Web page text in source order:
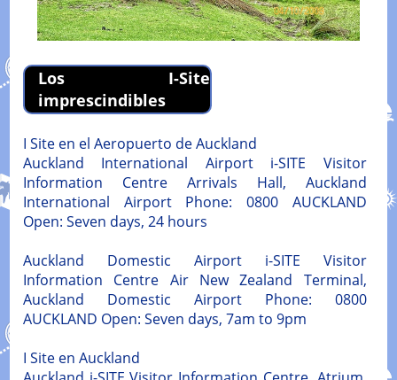
Los I-Site
imprescindibles
I Site en el Aeropuerto de Auckland
Auckland International Airport i-SITE Visitor
Information Centre Arrivals Hall, Auckland
International Airport Phone: 0800 AUCKLAND
Open: Seven days, 24 hours
Auckland Domestic Airport i-SITE Visitor
Information Centre Air New Zealand Terminal,
Auckland Domestic Airport Phone: 0800
AUCKLAND Open: Seven days, 7am to 9pm
I Site en Auckland